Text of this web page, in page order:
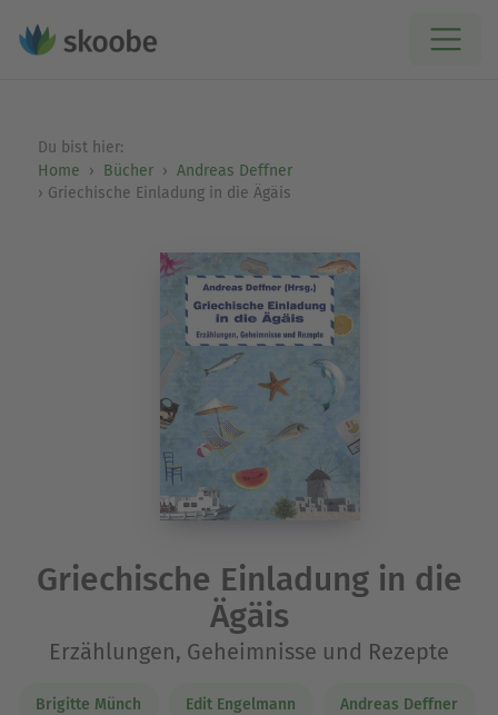
Du bist hier:
Home
Bücher
Andreas Deffner
Griechische Einladung in die Ägäis
Griechische Einladung in die
Ägäis
Erzählungen, Geheimnisse und Rezepte
Brigitte Münch Edit Engelmann Andreas Deffner